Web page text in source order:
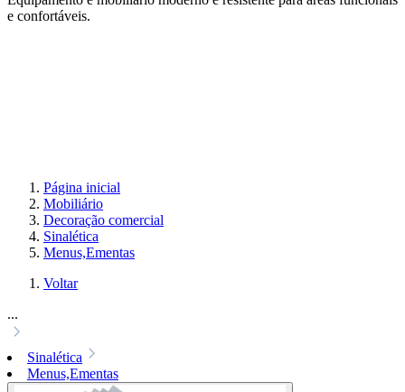
e confortáveis.
Página inicial
Mobiliário
Decoração comercial
Sinalética
Menus,Ementas
Voltar
...
Sinalética
Menus,Ementas